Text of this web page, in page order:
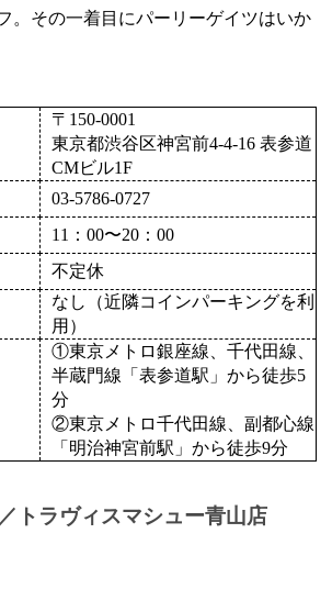
。その一着目にパーリーゲイツはいか
〒150-0001
東京都渋谷区神宮前4-4-16 表参道
CMビル1F
03-5786-0727
11：00〜20：00
不定休
なし（近隣コインパーキングを利
用）
①東京メトロ銀座線、千代田線、
半蔵門線「表参道駅」から徒歩5
分
②東京メトロ千代田線、副都心線
「明治神宮前駅」から徒歩9分
トラヴィスマシュー青山店